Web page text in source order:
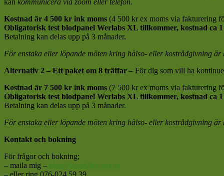
Kostnad är 4 500 kr ink moms (4 500 kr ex moms via fakturering
Obligatorisk test blodpanel Werlabs XL tillkommer, kostnad ca 1
Betalning kan delas upp på 3 månader.
För enstaka eller löpande möten kring hälso- eller kostrådgivning
Alternativ 2 – Ett paket om 8 träffar – För dig som vill ha
Kostnad är 7 500 kr ink moms (7 500 kr ex moms via fakturering
Obligatorisk test blodpanel Werlabs XL tillkommer, kostnad ca
Betalning kan delas upp på 3 månader.
För enstaka eller löpande möten kring hälso- eller kostrådgivning
Kontakt och bokning
För frågor och bokning;
– maila mig – nina@livsstilsresurs.se
– eller ring 076-024 59 39